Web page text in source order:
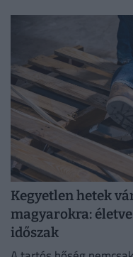
Kegyetlen hetek
magyarokra:
időszak